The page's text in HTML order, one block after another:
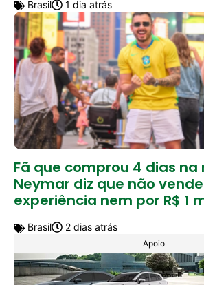
Brasil 1 dia atrás
Fã que comprou 4 dias na
Neymar diz que não
experiência nem por R$ 1
Brasil 2 dias atrás
Apoio